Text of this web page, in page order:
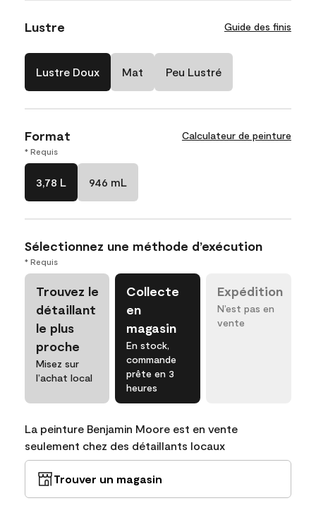
Lustre Guide des finis
Lustre Doux Mat Peu Lustré
Format Calculateur de peinture
* Requis
3,78 L 946 mL
Sélectionnez une méthode d’exécution
* Requis
Trouvez le
détaillant
le plus
proche
Misez sur
l’achat local
Collecte
en
magasin
En stock,
commande
prête en 3
heures
Expédition
N’est pas en
vente
La peinture Benjamin Moore est en vente
seulement chez des détaillants locaux
Trouver un magasin